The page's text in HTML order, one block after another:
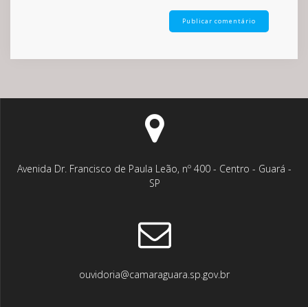
Avenida Dr. Francisco de Paula Leão, nº 400 - Centro - Guará -
SP
ouvidoria@camaraguara.sp.gov.br